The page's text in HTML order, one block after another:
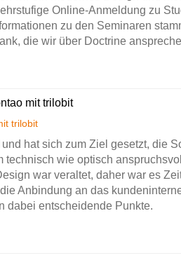
Online-Anmeldung zu
zu den Seminaren
die wir über Doctrine
mit trilobit
hat sich zum Ziel gesetzt, die
wie optisch
war veraltet, daher war es
Anbindung an das
dabei entscheidende Punkte.